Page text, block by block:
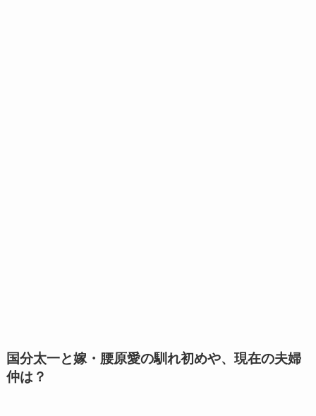
国分太一と嫁・腰原愛の馴れ初めや、現在の夫婦
仲は？